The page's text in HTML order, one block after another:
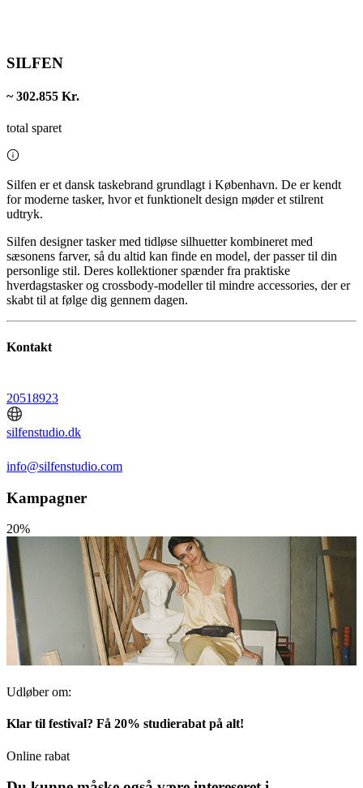
SILFEN
~ 302.855 Kr.
total sparet
Silfen er et dansk taskebrand grundlagt i København. De er kendt
for moderne tasker, hvor et funktionelt design møder et stilrent
udtryk.
Silfen designer tasker med tidløse silhuetter kombineret med
sæsonens farver, så du altid kan finde en model, der passer til din
personlige stil. Deres kollektioner spænder fra praktiske
hverdagstasker og crossbody-modeller til mindre accessories, der er
skabt til at følge dig gennem dagen.
Kontakt
20518923
silfenstudio.dk
info@silfenstudio.com
Kampagner
20%
Udløber om:
Klar til festival? Få 20% studierabat på alt!
Online rabat